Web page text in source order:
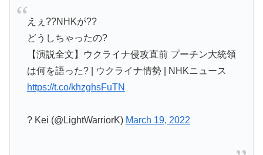
えぇ??NHKが??
どうしちゃったの?
【演説全文】ウクライナ侵攻直前 プーチン大統領
は何を語った? | ウクライナ情勢 | NHKニュース
https://t.co/khzghsFuTN
? Kei (@LightWarriorK) March 19, 2022